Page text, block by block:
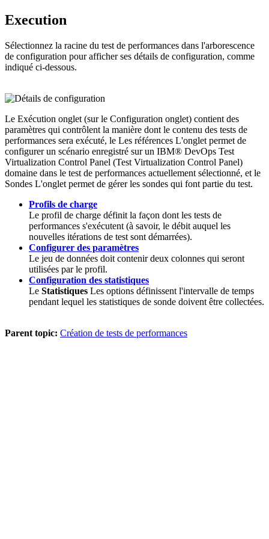
Execution
Sélectionnez la racine du test de performances dans l'arborescence
de configuration pour afficher ses détails de configuration, comme
indiqué ci-dessous.
Le Exécution onglet (sur le Configuration onglet) contient des
paramètres qui contrôlent la manière dont le contenu des tests de
performances sera exécuté, le Les références L'onglet permet de
configurer un scénario enregistré sur un IBM® DevOps Test
Virtualization Control Panel (Test Virtualization Control Panel)
domaine dans le test de performances actuellement sélectionné, et le
Sondes L'onglet permet de gérer les sondes qui font partie du test.
Profils de charge
Le profil de charge définit la façon dont les tests de
performances s'exécutent (à savoir, le débit auquel les
nouvelles itérations de test sont démarrées).
Configurer des paramètres
Le jeu de données doit contenir deux colonnes qui seront
utilisées par le profil.
Configuration des statistiques
Le Statistiques Les options définissent l'intervalle de temps
pendant lequel les statistiques de sonde doivent être collectées.
Parent topic: Création de tests de performances